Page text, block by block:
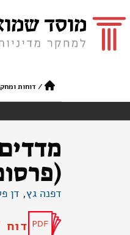
/דוחות
דפנה גץ, דן